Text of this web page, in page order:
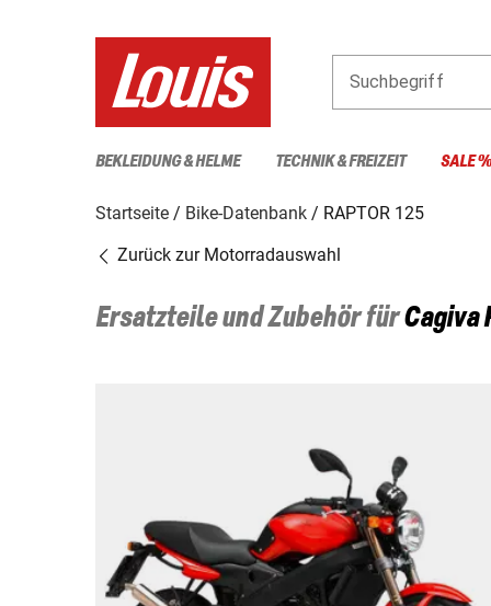
Suchbegriff
BEKLEIDUNG & HELME TECHNIK & FREIZEIT SALE %
Startseite Bike-Datenbank
RAPTOR 125
Zurück zur Motorradauswahl
Ersatzteile und Zubehör fürCagiva